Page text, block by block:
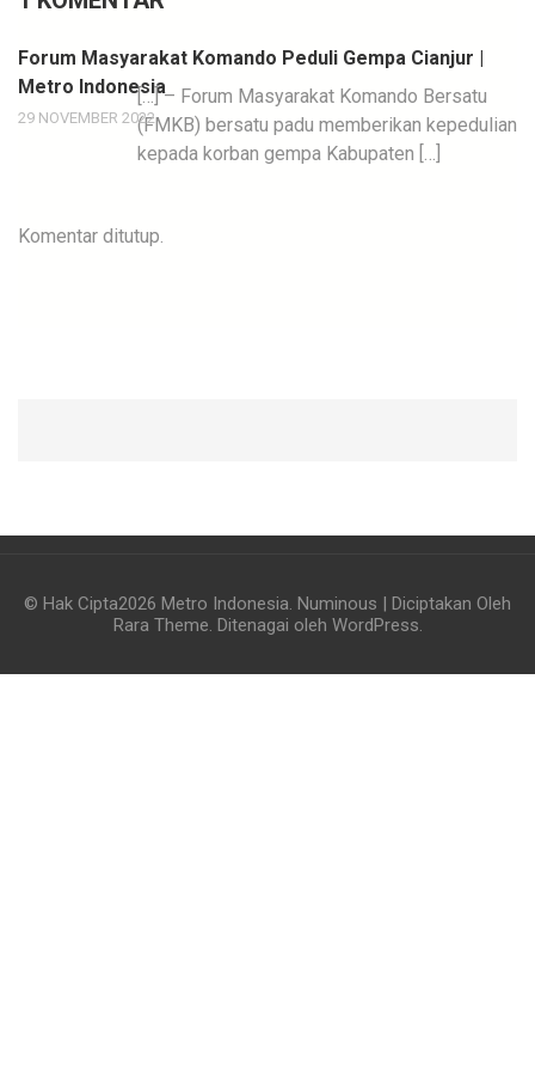
Forum Masyarakat Komando Peduli Gempa Cianjur |
Metro Indonesia
29 NOVEMBER 2022
[…] – Forum Masyarakat Komando Bersatu
(FMKB) bersatu padu memberikan kepedulian
kepada korban gempa Kabupaten […]
Komentar ditutup.
© Hak Cipta2026 Metro Indonesia Numinous | Diciptakan Oleh
Rara Theme . Ditenagai oleh WordPress